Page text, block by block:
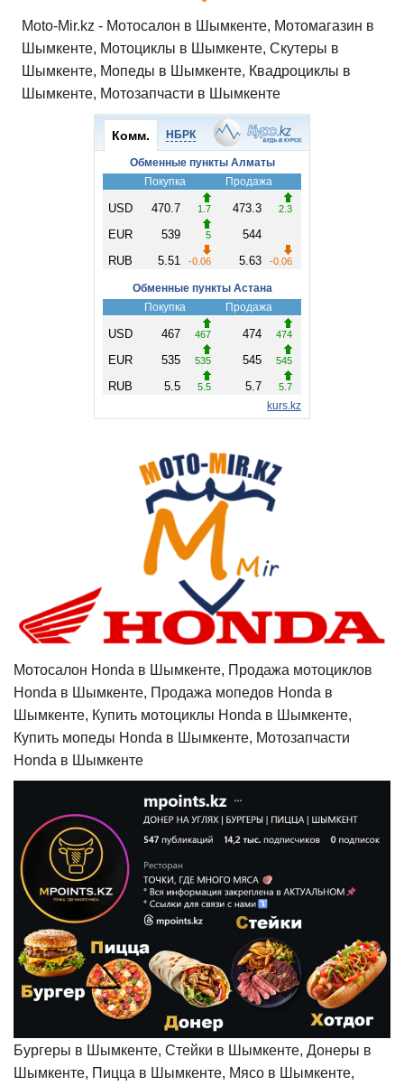
Moto-Mir.kz - Мотосалон в Шымкенте, Мотомагазин в
Шымкенте, Мотоциклы в Шымкенте, Скутеры в
Шымкенте, Мопеды в Шымкенте, Квадроциклы в
Шымкенте, Мотозапчасти в Шымкенте
Мотосалон Honda в Шымкенте, Продажа мотоциклов
Honda в Шымкенте, Продажа мопедов Honda в
Шымкенте, Купить мотоциклы Honda в Шымкенте,
Купить мопеды Honda в Шымкенте, Мотозапчасти
Honda в Шымкенте
Бургеры в Шымкенте, Стейки в Шымкенте, Донеры в
Шымкенте, Пицца в Шымкенте, Мясо в Шымкенте,